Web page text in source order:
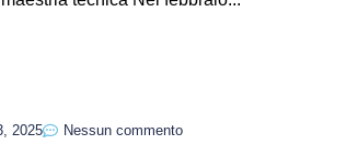
2025
Nessun commento